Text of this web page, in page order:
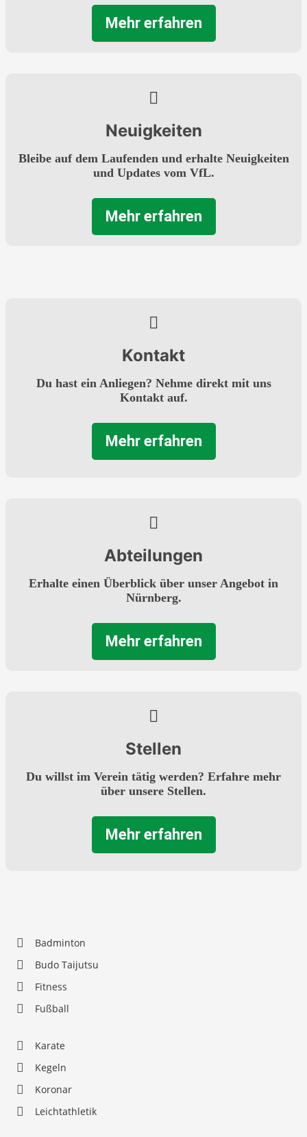
Mehr erfahren
Neuigkeiten
Bleibe auf dem Laufenden und erhalte Neuigkeiten
und Updates vom VfL.
Mehr erfahren
Kontakt
Du hast ein Anliegen? Nehme direkt mit uns
Kontakt auf.
Mehr erfahren
Abteilungen
Erhalte einen Überblick über unser Angebot in
Nürnberg.
Mehr erfahren
Stellen
Du willst im Verein tätig werden? Erfahre mehr
über unsere Stellen.
Mehr erfahren
Badminton
Budo Taijutsu
Fitness
Fußball
Karate
Kegeln
Koronar
Leichtathletik